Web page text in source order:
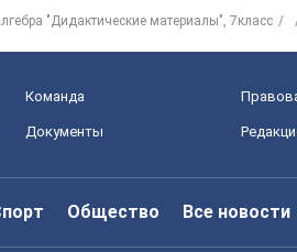
"Дидактические материалы", 7класс
Команда
Документы
Общество Все новости